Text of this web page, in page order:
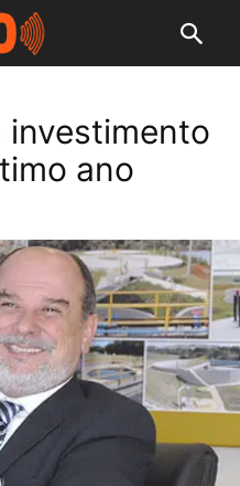
investimento
ano